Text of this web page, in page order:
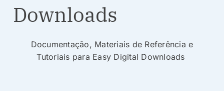
Downloads
Documentação, Materiais de Referência e
Tutoriais para Easy Digital Downloads